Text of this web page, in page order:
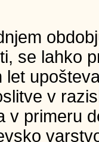
se lahko
let
v
v primeru